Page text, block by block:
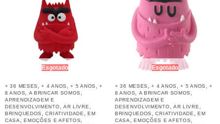
Esgotado
+ 36 MESES ,+ 4 ANOS ,+ 5 ANOS ,+
8 ANOS
A BRINCAR SOMOS
APRENDIZAGEM E
DESENVOLVIMENTO
AR LIVRE
BRINQUEDOS ,CRIATIVIDADE ,EM
CASA
,EMOÇÕES E AFETOS
Esgotado
+ 36 MESES ,+ 4 ANOS ,+ 5 ANOS ,+
8 ANOS
A BRINCAR SOMOS
APRENDIZAGEM E
DESENVOLVIMENTO
AR LIVRE
BRINQUEDOS ,CRIATIVIDADE ,EM
CASA
,EMOÇÕES E AFETOS